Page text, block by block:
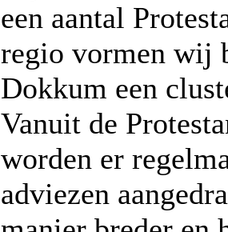
een aantal
regio vormen wij
Dokkum een
Vanuit de
worden er
adviezen